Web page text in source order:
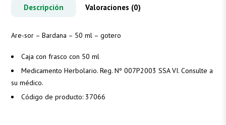
Descripción Valoraciones (0)
Are-sor – Bardana – 50 ml – gotero
Caja con frasco con 50 ml
Medicamento Herbolario. Reg. Nº 007P2003 SSA VI. Consulte a
su médico.
Código de producto: 37066